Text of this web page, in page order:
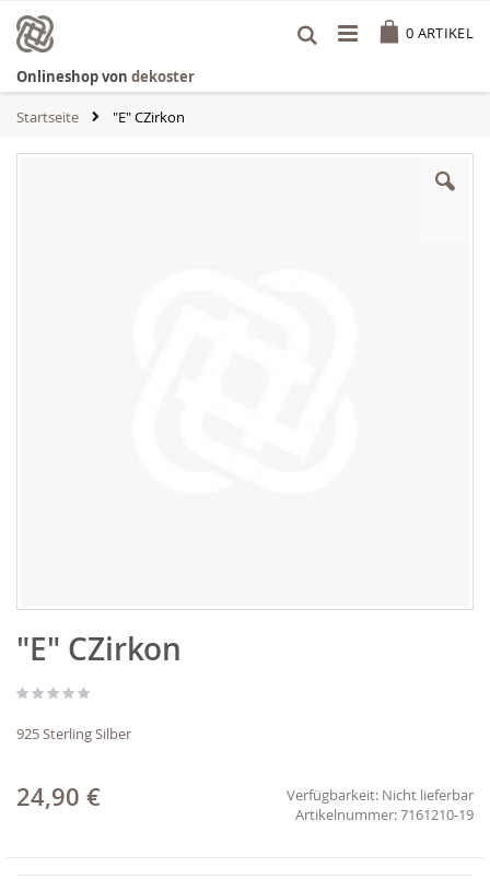
Inhalt
springen
0 ARTIKEL
Onlineshop von dekoster
Startseite "E" CZirkon
Anfang
der
springen
"E" CZirkon
925 Sterling Silber
24,90 € Verfügbarkeit: Nicht lieferbar
7161210-19